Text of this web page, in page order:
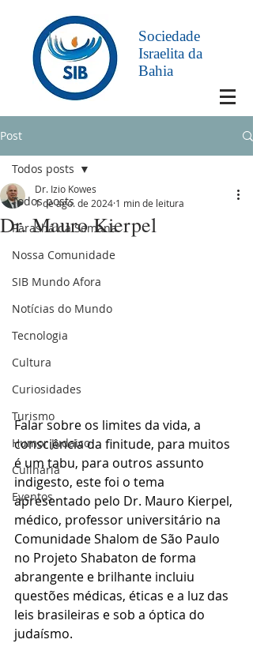
Sociedade
Israelita da
Bahia
Post
Todos posts
Parashá da Semana
Nossa Comunidade
SIB Mundo Afora
Notícias do Mundo
Tecnologia
Cultura
Curiosidades
Turismo
Humor Judaico
Culinária
Eventos
Todos posts
Dr. Mauro Kierpel
Dr. Izio Kowes
1 de ago. de 2024 1 min de leitura
Falar sobre os limites da vida, a
consciência da finitude, para muitos
é um tabu, para outros assunto
indigesto, este foi o tema
apresentado pelo Dr. Mauro Kierpel,
médico, professor universitário na
Comunidade Shalom de São Paulo
no Projeto Shabaton de forma
abrangente e brilhante incluiu
questões médicas, éticas e a luz das
leis brasileiras e sob a óptica do
judaísmo.